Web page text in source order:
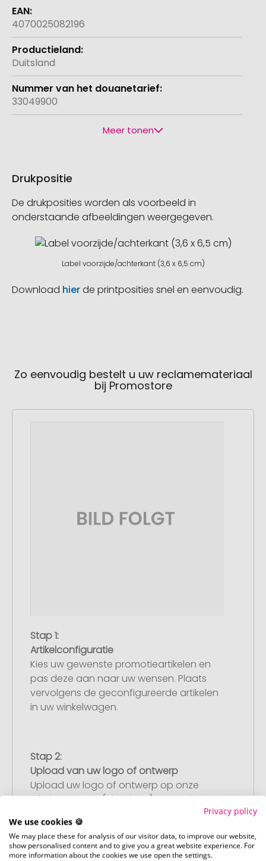
4070025082196
Duitsland
33049900
Meer tonen
Drukpositie
De drukposities worden als voorbeeld in
onderstaande afbeeldingen weergegeven.
Label voorzijde/achterkant (3,6 x 6,5 cm)
Download hierde printposities snel en eenvoudig.
Zo eenvoudig bestelt u uw reclamemateriaal
bij Promostore
Stap 1:
Artikelconfiguratie
Kies uw gewenste promotieartikelen en
pas deze aan naar uw wensen. Plaats
vervolgens de geconfigureerde artikelen
in uw winkelwagen.
Stap 2:
Upload van uw logo of ontwerp
Upload uw logo of ontwerp op onze
afrekenpagina (checkout) en rond uw
geen geschikt bestand beschikbaar
hebben, dan kunt u dit later aanleveren.
Privacy policy
We use cookies 🍪
We may place these for analysis of our visitor data, to improve our website,
show personalised content and to give you a great website experience. For
more information about the cookies we use open the settings.